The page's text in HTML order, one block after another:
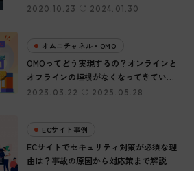
2020.10.23 2024.01.30
らできる対策を紹介
オムニチャネル・OMO
2023.03.22 2025.05.28
OMOってどう実現するの？オンラインと
オフラインの垣根がなくなってきている
今だからこそ、知っておきたい施策を紹
ECサイト事例
ECサイトでセキュリティ対策が必須な理
由は？事故の原因から対応策まで解説